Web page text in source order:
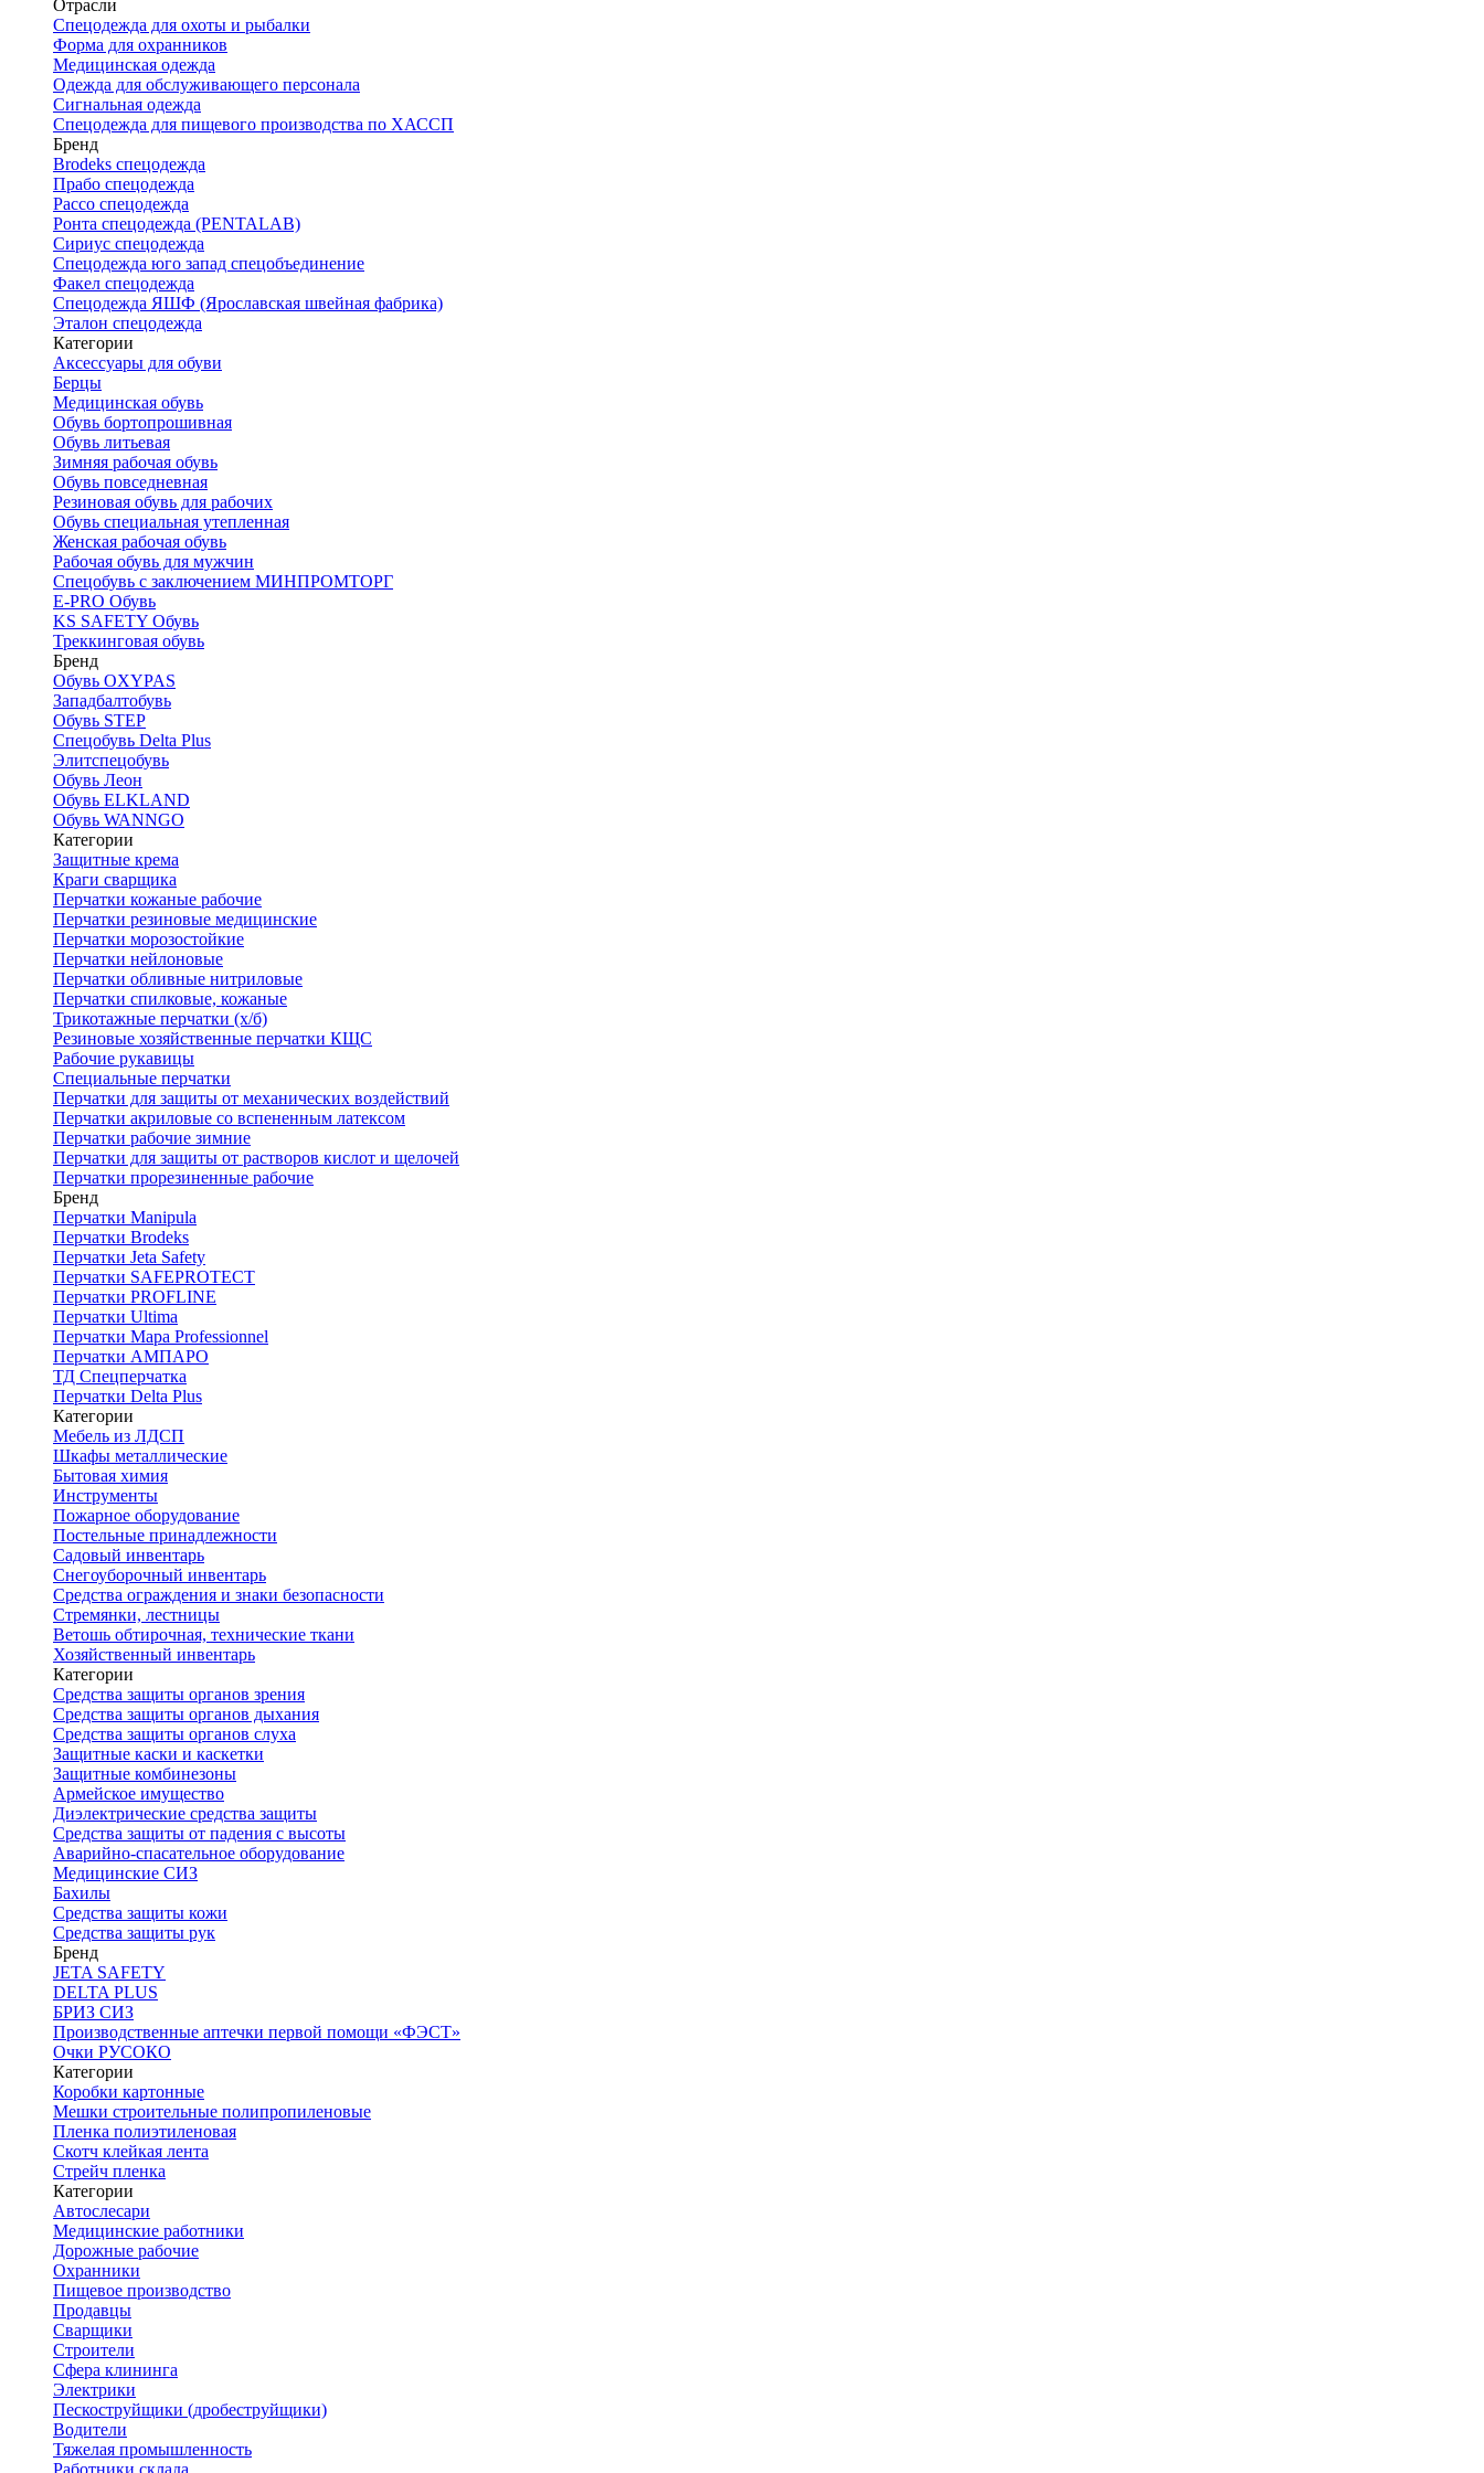
Отрасли
Спецодежда для охоты и рыбалки
Форма для охранников
Медицинская одежда
Одежда для обслуживающего персонала
Сигнальная одежда
Спецодежда для пищевого производства по ХАССП
Бренд
Brodeks спецодежда
Прабо спецодежда
Рассо спецодежда
Ронта спецодежда (PENTALAB)
Сириус спецодежда
Спецодежда юго запад спецобъединение
Факел спецодежда
Спецодежда ЯШФ (Ярославская швейная фабрика)
Эталон спецодежда
Категории
Аксессуары для обуви
Берцы
Медицинская обувь
Обувь бортопрошивная
Обувь литьевая
Зимняя рабочая обувь
Обувь повседневная
Резиновая обувь для рабочих
Обувь специальная утепленная
Женская рабочая обувь
Рабочая обувь для мужчин
Спецобувь с заключением МИНПРОМТОРГ
E-PRO Обувь
KS SAFETY Обувь
Треккинговая обувь
Бренд
Обувь OXYPAS
Западбалтобувь
Обувь STEP
Спецобувь Delta Plus
Элитспецобувь
Обувь Леон
Обувь ELKLAND
Обувь WANNGO
Категории
Защитные крема
Краги сварщика
Перчатки кожаные рабочие
Перчатки резиновые медицинские
Перчатки морозостойкие
Перчатки нейлоновые
Перчатки обливные нитриловые
Перчатки спилковые, кожаные
Трикотажные перчатки (х/б)
Резиновые хозяйственные перчатки КЩС
Рабочие рукавицы
Специальные перчатки
Перчатки для защиты от механических воздействий
Перчатки акриловые со вспененным латексом
Перчатки рабочие зимние
Перчатки для защиты от растворов кислот и щелочей
Перчатки прорезиненные рабочие
Бренд
Перчатки Manipula
Перчатки Brodeks
Перчатки Jeta Safety
Перчатки SAFEPROTECT
Перчатки PROFLINE
Перчатки Ultima
Перчатки Мара Professionnel
Перчатки АМПАРО
ТД Спецперчатка
Перчатки Delta Plus
Категории
Мебель из ЛДСП
Шкафы металлические
Бытовая химия
Инструменты
Пожарное оборудование
Постельные принадлежности
Садовый инвентарь
Снегоуборочный инвентарь
Средства ограждения и знаки безопасности
Стремянки, лестницы
Ветошь обтирочная, технические ткани
Хозяйственный инвентарь
Категории
Средства защиты органов зрения
Средства защиты органов дыхания
Средства защиты органов слуха
Защитные каски и каскетки
Защитные комбинезоны
Армейское имущество
Диэлектрические средства защиты
Средства защиты от падения с высоты
Аварийно-спасательное оборудование
Медицинские СИЗ
Бахилы
Средства защиты кожи
Средства защиты рук
Бренд
JETA SAFETY
DELTA PLUS
БРИЗ СИЗ
Производственные аптечки первой помощи «ФЭСТ»
Очки РУСОКО
Категории
Коробки картонные
Мешки строительные полипропиленовые
Пленка полиэтиленовая
Скотч клейкая лента
Стрейч пленка
Категории
Автослесари
Медицинские работники
Дорожные рабочие
Охранники
Пищевое производство
Продавцы
Сварщики
Строители
Сфера клининга
Электрики
Пескоструйщики (дробеструйщики)
Водители
Тяжелая промышленность
Работники склада